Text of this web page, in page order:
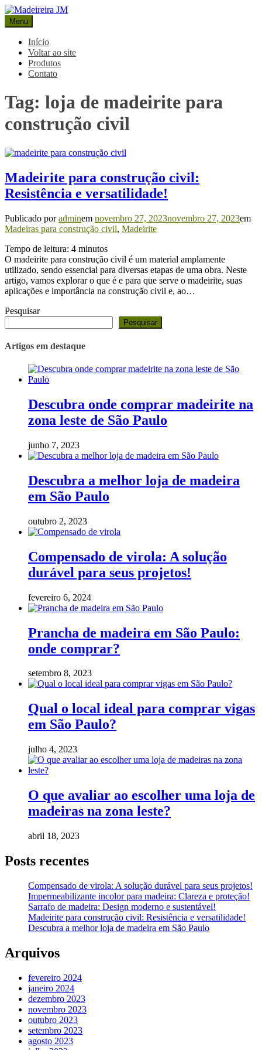
Pular
para
o
conteúdo
Madeireira JM
Blog Madeireira JM
Menu
Início
Voltar ao site
Produtos
Contato
Tag: loja de madeirite para
construção civil
Madeirite para construção civil:
Resistência e versatilidade!
Publicado poradminem novembro 27, 2023novembro 27, 2023em
Madeiras para construção civil, Madeirite
Tempo de leitura: 4 minutos
O madeirite para construção civil é um material amplamente
utilizado, sendo essencial para diversas etapas de uma obra. Neste
artigo, vamos explorar o que é e para que serve o madeirite, suas
aplicações e importância na construção civil e, ao…
Pesquisar
Pesquisar
Artigos em destaque
Descubra onde comprar madeirite na
zona leste de São Paulo
junho 7, 2023
Descubra a melhor loja de madeira
em São Paulo
outubro 2, 2023
Compensado de virola: A solução
durável para seus projetos!
fevereiro 6, 2024
Prancha de madeira em São Paulo:
onde comprar?
setembro 8, 2023
Qual o local ideal para comprar vigas
em São Paulo?
julho 4, 2023
O que avaliar ao escolher uma loja de
madeiras na zona leste?
abril 18, 2023
Posts recentes
Compensado de virola: A solução durável para seus projetos!
Impermeabilizante incolor para madeira: Clareza e proteção!
Sarrafo de madeira: Design moderno e sustentável!
Madeirite para construção civil: Resistência e versatilidade!
Descubra a melhor loja de madeira em São Paulo
Arquivos
fevereiro 2024
janeiro 2024
dezembro 2023
novembro 2023
outubro 2023
setembro 2023
agosto 2023